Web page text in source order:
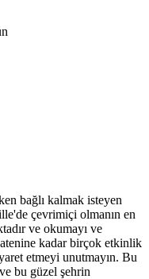
bağlı kalmak isteyen
çevrimiçi olmanın en
ve okumayı ve
kadar birçok etkinlik
etmeyi unutmayın. Bu
bu güzel şehrin